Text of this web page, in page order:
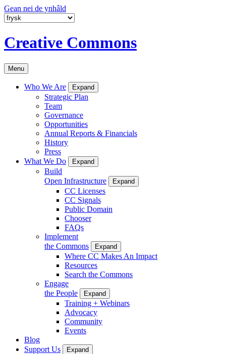
Gean nei de ynhâld
Creative Commons
Menu
Who We Are Expand
Strategic Plan
Team
Governance
Opportunities
Annual Reports & Financials
History
Press
What We Do
Expand
Build
Open Infrastructure
Expand
CC Licenses
CC Signals
Public Domain
Chooser
FAQs
Implement
the Commons
Expand
Where CC Makes An Impact
Resources
Search the Commons
Engage
the People
Expand
Training + Webinars
Advocacy
Community
Events
Blog
Support Us
Expand